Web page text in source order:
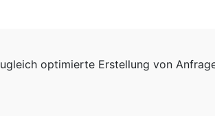
optimierte Erstellung von